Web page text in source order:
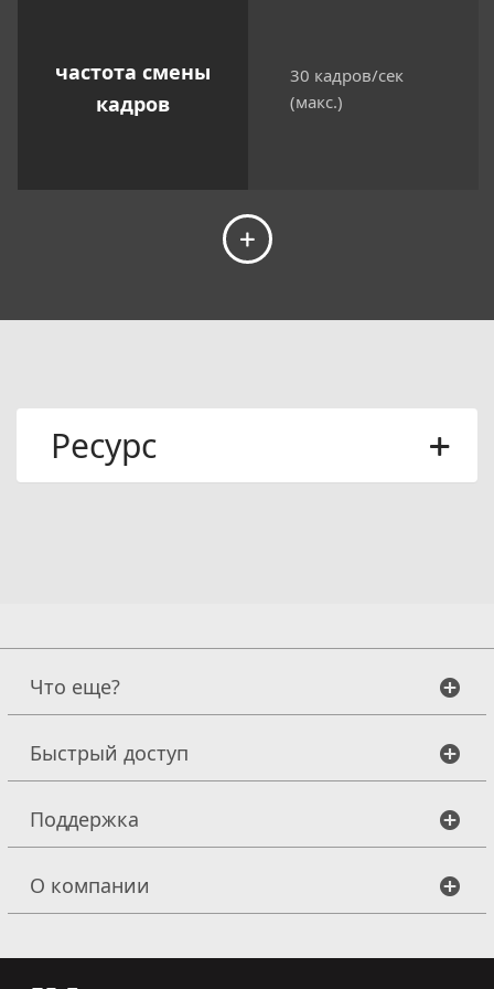
частота смены
кадров
30 кадров/сек
(макс.)
Ресурс
Что еще?
Быстрый доступ
Поддержка
О компании